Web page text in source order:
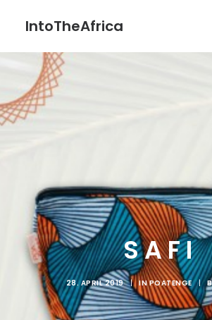
IntoTheAfrica
Blog
Über uns
Kontakt / Impressum /
POATENGE
Search
S A F I
28. APRIL 2019 | INPOATENGE |